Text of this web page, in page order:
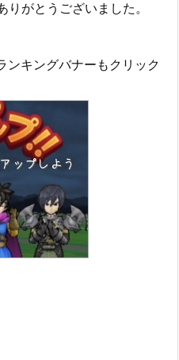
がとうございました。
キングバナーもクリック